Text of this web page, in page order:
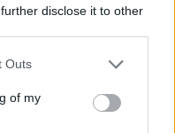
disclose it to other
Outs
of my